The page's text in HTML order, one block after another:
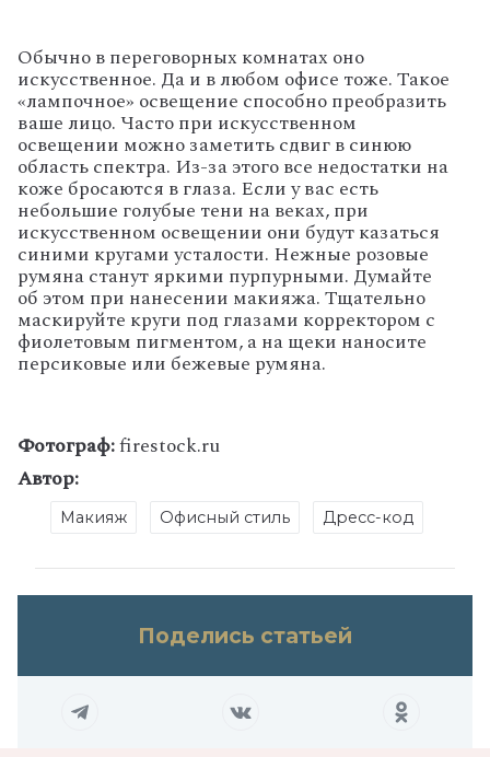
Обычно в переговорных комнатах оно
искусственное. Да и в любом офисе тоже. Такое
«лампочное» освещение способно преобразить
ваше лицо. Часто при искусственном
освещении можно заметить сдвиг в синюю
область спектра. Из-за этого все недостатки на
коже бросаются в глаза. Если у вас есть
небольшие голубые тени на веках, при
искусственном освещении они будут казаться
синими кругами усталости. Нежные розовые
румяна станут яркими пурпурными. Думайте
об этом при нанесении макияжа. Тщательно
маскируйте круги под глазами корректором с
фиолетовым пигментом, а на щеки наносите
персиковые или бежевые румяна.
Фотограф:firestock.ru
Автор:
Макияж Офисный стиль Дресс-код
Поделись статьей